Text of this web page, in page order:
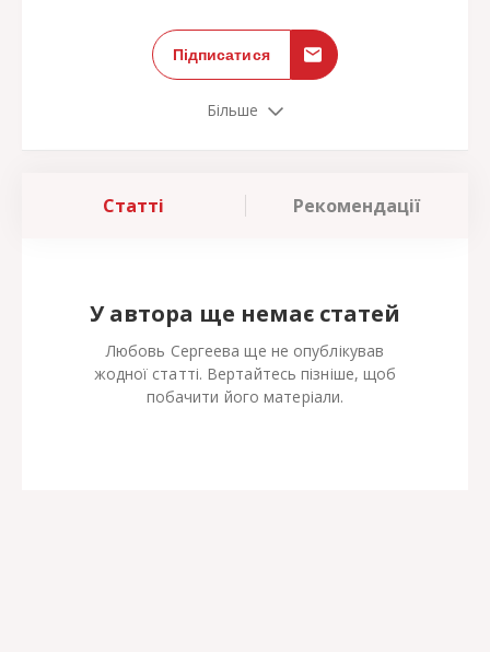
Підписатися
Більше
Статті Рекомендації
У автора ще немає статей
Любовь Сергеева ще не опублікував
жодної статті. Вертайтесь пізніше, щоб
побачити його матеріали.